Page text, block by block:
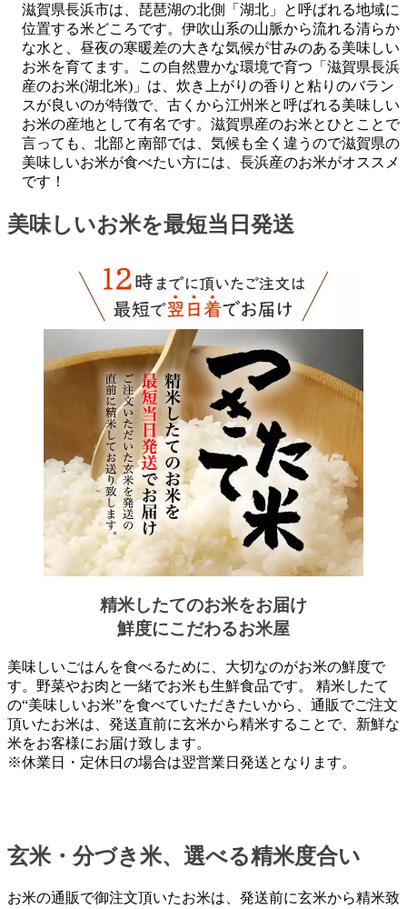
滋賀県長浜市は、琵琶湖の北側「湖北」と呼ばれる地域に
位置する米どころです。伊吹山系の山脈から流れる清らか
な水と、昼夜の寒暖差の大きな気候が甘みのある美味しい
お米を育てます。この自然豊かな環境で育つ「滋賀県長浜
産のお米(湖北米)」は、炊き上がりの香りと粘りのバラン
スが良いのが特徴で、古くから江州米と呼ばれる美味しい
お米の産地として有名です。滋賀県産のお米とひとことで
言っても、北部と南部では、気候も全く違うので滋賀県の
美味しいお米が食べたい方には、長浜産のお米がオススメ
です！
美味しいお米を最短当日発送
精米したてのお米をお届け
鮮度にこだわるお米屋
美味しいごはんを食べるために、大切なのがお米の鮮度で
す。野菜やお肉と一緒でお米も生鮮食品です。 精米したて
の“美味しいお米”を食べていただきたいから、通販でご注文
頂いたお米は、発送直前に玄米から精米することで、新鮮な
米をお客様にお届け致します。
※休業日・定休日の場合は翌営業日発送となります。
玄米・分づき米、選べる精米度合い
お米の通販で御注文頂いたお米は、発送前に玄米から精米致